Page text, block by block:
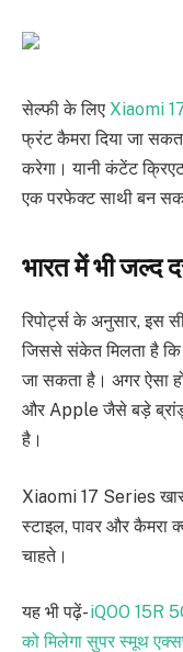
सेल्फी के लिए Xiaomi
फ्रंट कैमरा दिया जा सकता
करेगा। यानी कंटेंट
एक परफेक्ट साथी बन
भारत में भी जल्द
रिपोर्ट्स के अनुसार, इस
जिससे संकेत मिलता है कि
जा सकता है। अगर ऐसा
और Apple जैसे बड़े
है।
Xiaomi 17 Series
स्टाइल, पावर और कैमरा
चाहते।
यह भी पढ़ें-iQOO 15R
को मिलेगा सुपर स्मूथ